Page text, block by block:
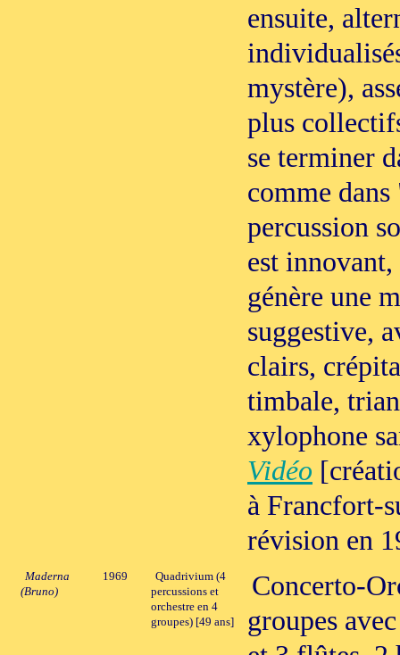
ensuite,
mystère),
plus
se terminer
comme
percussion
est
génère une
suggestive,
clairs,
timbale,
xylophone
Vidéo
à Francfort-
révision en
Maderna
(Bruno)
1969
Quadrivium (4
percussions et
orchestre en 4
groupes) [49 ans]
Concerto-
groupes